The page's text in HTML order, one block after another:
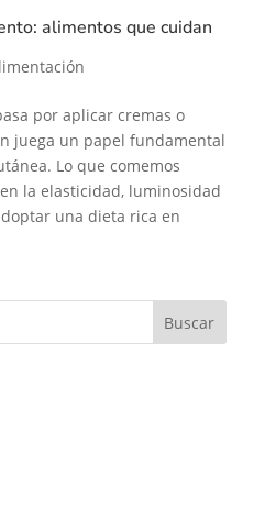
alimentos que cuidan
por aplicar cremas o
juega un papel fundamental
Lo que comemos
la elasticidad, luminosidad
una dieta rica en